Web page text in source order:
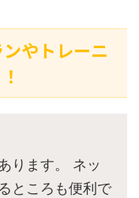
やトレーニ
ります。 ネッ
ところも便利で